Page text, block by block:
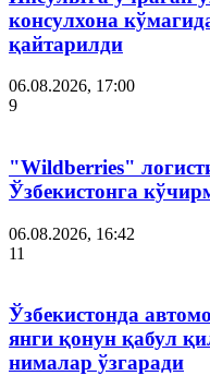
консулхона
қайтарилди
06.08.2026, 17:00
9
"Wildberries"
Ўзбекистонга
06.08.2026, 16:42
11
Ўзбекистонда
янги қонун қабул
нималар ўзгаради